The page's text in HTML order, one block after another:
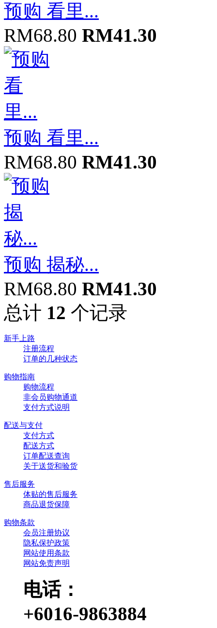
预购 看里...
RM68.80 RM41.30
预购 看里...
RM68.80 RM41.30
预购 揭秘...
RM68.80 RM41.30
总计 12 个记录
新手上路
注册流程
订单的几种状态
购物指南
购物流程
非会员购物通道
支付方式说明
配送与支付
支付方式
配送方式
订单配送查询
关于送货和验货
售后服务
体贴的售后服务
商品退货保障
购物条款
会员注册协议
隐私保护政策
网站使用条款
网站免责声明
电话：
+6016-9863884